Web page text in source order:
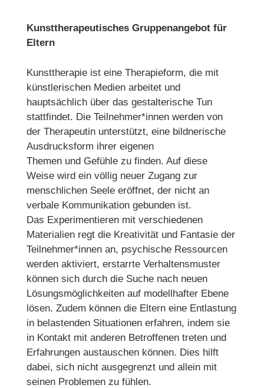
Kunsttherapeutisches Gruppenangebot für
Eltern
Kunsttherapie ist eine Therapieform, die mit
künstlerischen Medien arbeitet und
hauptsächlich über das gestalterische Tun
stattfindet. Die Teilnehmer*innen werden von
der Therapeutin unterstützt, eine bildnerische
Ausdrucksform ihrer eigenen
Themen und Gefühle zu finden. Auf diese
Weise wird ein völlig neuer Zugang zur
menschlichen Seele eröffnet, der nicht an
verbale Kommunikation gebunden ist.
Das Experimentieren mit verschiedenen
Materialien regt die Kreativität und Fantasie der
Teilnehmer*innen an, psychische Ressourcen
werden aktiviert, erstarrte Verhaltensmuster
können sich durch die Suche nach neuen
Lösungsmöglichkeiten auf modellhafter Ebene
lösen. Zudem können die Eltern eine Entlastung
in belastenden Situationen erfahren, indem sie
in Kontakt mit anderen Betroffenen treten und
Erfahrungen austauschen können. Dies hilft
dabei, sich nicht ausgegrenzt und allein mit
seinen Problemen zu fühlen.